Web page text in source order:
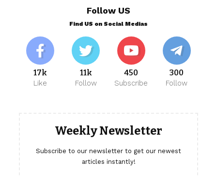
Follow US
Find US on Social Medias
17k
Like
11k
Follow
450
Subscribe
300
Follow
Weekly Newsletter
Subscribe to our newsletter to get our newest
articles instantly!